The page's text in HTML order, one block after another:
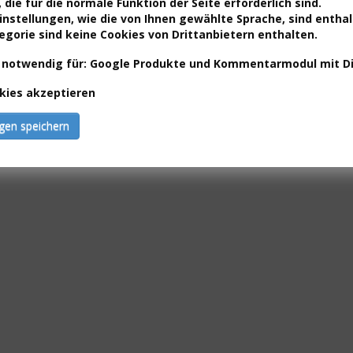
10-jähriges
Dank für Eure
wie die von Ihnen gewählte Sprache, sind
sind keine Cookies von Drittanbietern enthalten.
notwendig für: Google Produkte und Kommentarmodul mit
akzeptieren
speichern